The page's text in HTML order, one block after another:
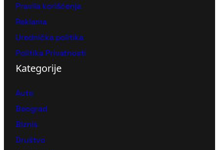
Pravila korišćenja
Reklama
Urednička politika
Politika Privatnosti
Kategorije
Auto
Beograd
Biznis
Društvo